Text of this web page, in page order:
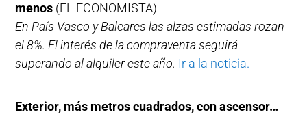
menos (EL ECONOMISTA)
En País Vasco y Baleares las alzas estimadas rozan
el 8%. El interés de la compraventa seguirá
superando al alquiler este año. Ir a la noticia.
Exterior, más metros cuadrados, con ascensor…